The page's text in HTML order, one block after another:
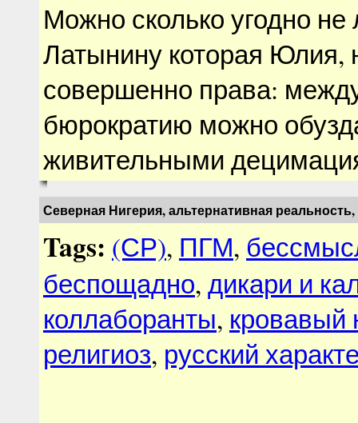
Можно сколько угодно не
Латынину которая Юлия,
совершенно права:
бюрократию можно
живительными
Северная Нигерия, альтернативная
Tags: (СР), ПГМ,
беспощадно, дикари и
коллаборанты, кровавый
религиоз, русский